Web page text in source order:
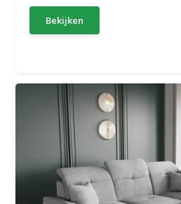
Bekijken